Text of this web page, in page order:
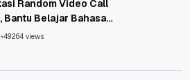
Random Video Call
Bantu Belajar Bahasa
•49264 views